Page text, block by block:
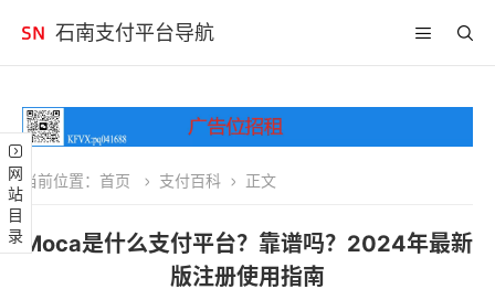
石南支付平台导航
网站目录 当前位置： 首页 支付百科 正文
Moca是什么支付平台？靠谱吗？2024年最新
版注册使用指南